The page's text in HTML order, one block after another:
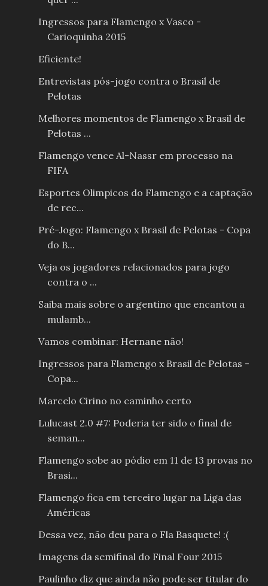
Ingressos para Flamengo x Vasco -
Carioquinha 2015
Eficiente!
Entrevistas pós-jogo contra o Brasil de
Pelotas
Melhores momentos de Flamengo x Brasil de
Pelotas ...
Flamengo vence Al-Nassr em processo na
FIFA
Esportes Olimpicos do Flamengo e a captação
de rec...
Pré-Jogo: Flamengo x Brasil de Pelotas - Copa
do B...
Veja os jogadores relacionados para jogo
contra o ...
Saiba mais sobre o argentino que encantou a
mulamb...
Vamos combinar: Hernane não!
Ingressos para Flamengo x Brasil de Pelotas -
Copa...
Marcelo Cirino no caminho certo
Lulucast 2.0 #7: Poderia ter sido o final de
seman...
Flamengo sobe ao pódio em 11 de 13 provas no
Brasi...
Flamengo fica em terceiro lugar na Liga das
Américas
Dessa vez, não deu para o Fla Basquete! :(
Imagens da semifinal do Final Four 2015
Paulinho diz que ainda não pode ser titular do